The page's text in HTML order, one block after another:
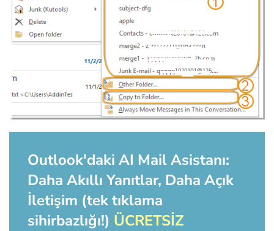
Outlook'daki AI Mail Asistanı:
Daha Akıllı Yanıtlar, Daha Açık
İletişim (tek tıklama
sihirbazlığı!) ÜCRETSİZ